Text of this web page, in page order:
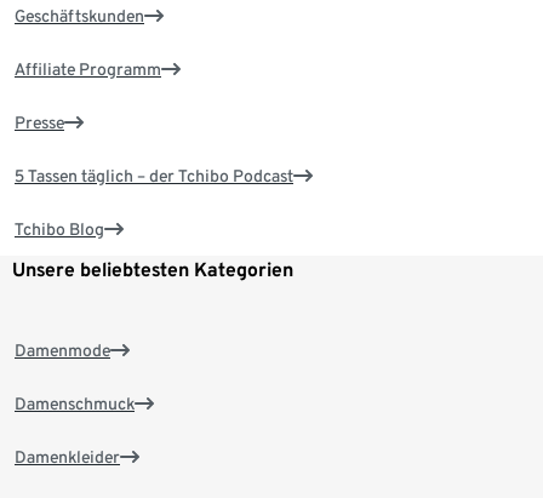
Geschäftskunden
Affiliate Programm
Presse
5 Tassen täglich – der Tchibo Podcast
Tchibo Blog
Unsere beliebtesten Kategorien
Damenmode
Damenschmuck
Damenkleider